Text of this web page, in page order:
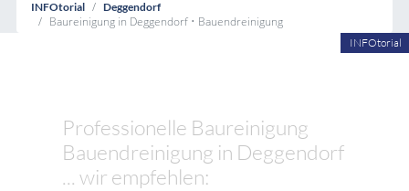
INFOtorial Deggendorf
Baureinigung in Deggendorf • Bauendreinigung
INFOtorial
Professionelle Baureinigung
Bauendreinigung in Deggendorf
... wir empfehlen: